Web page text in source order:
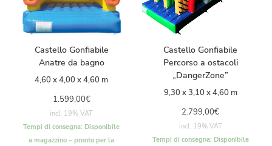
Castello Gonfiabile
Anatre da bagno
4,60 x 4,00 x 4,60 m
1.599,00€
incl. 19% VAT
Tempi di consegna: Disponibile
a magazzino – pronto per la
Castello Gonfiabile
Percorso a ostacoli
„DangerZone”
9,30 x 3,10 x 4,60 m
2.799,00€
incl. 19% VAT
Tempi di consegna: Disponibile